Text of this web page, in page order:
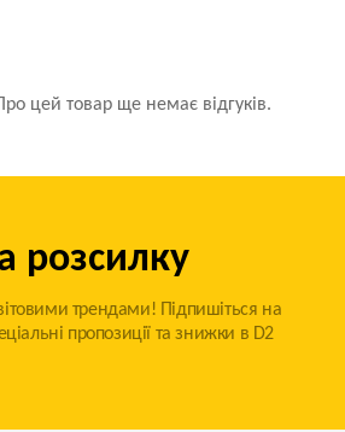
цей товар ще немає відгуків.
розсилку
трендами! Підпишіться на
пропозиції та знижки в D2